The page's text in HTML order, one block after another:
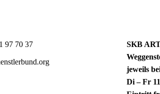
97 70 37
SKB
jeweils
Di – Fr